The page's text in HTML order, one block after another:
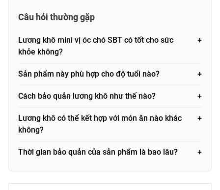
tích
Thành phần
(Barcode)
Câu hỏi thường gặp
Lương khô mini vị óc chó SBT có tốt cho sức
khỏe không?
Sản phẩm này phù hợp cho độ tuổi nào?
Cách bảo quản lương khô như thế nào?
Lương khô có thể kết hợp với món ăn nào khác
không?
Thời gian bảo quản của sản phẩm là bao lâu?